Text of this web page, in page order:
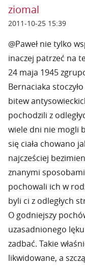
ziomal
2011-10-25 15:39
@Paweł nie tylko
inaczej patrzeć na
24 maja 1945
Bernaciaka
bitew
pochodzili z
wiele dni nie mogli
się ciała chowano
najcześciej
znanymi
pochowali ich w
byli ci z odległych
O godniejszy
uzasadnionego
zadbać. Takie
likwidowane, a